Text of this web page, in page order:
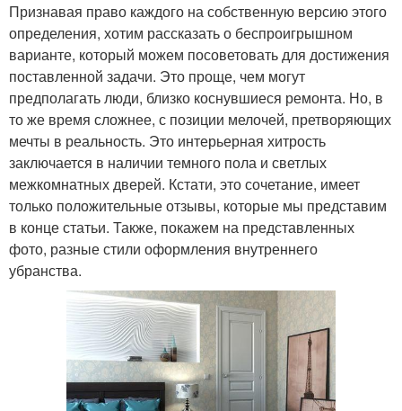
Признавая право каждого на собственную версию этого
определения, хотим рассказать о беспроигрышном
варианте, который можем посоветовать для достижения
поставленной задачи. Это проще, чем могут
предполагать люди, близко коснувшиеся ремонта. Но, в
то же время сложнее, с позиции мелочей, претворяющих
мечты в реальность. Это интерьерная хитрость
заключается в наличии темного пола и светлых
межкомнатных дверей. Кстати, это сочетание, имеет
только положительные отзывы, которые мы представим
в конце статьи. Также, покажем на представленных
фото, разные стили оформления внутреннего
убранства.